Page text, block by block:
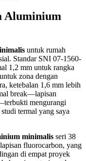
Aluminium
untuk rumah
Standar SNI 07-1560-
1,2 mm untuk rangka
zona dengan
ketebalan 1,6 mm lebih
break—lapisan
mengurangi
termal yang saya
minimalis seri 38
fluorocarbon, yang
di empat proyek